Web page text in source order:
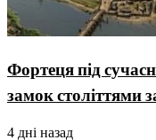
Фортеця під
замок
4 дні назад